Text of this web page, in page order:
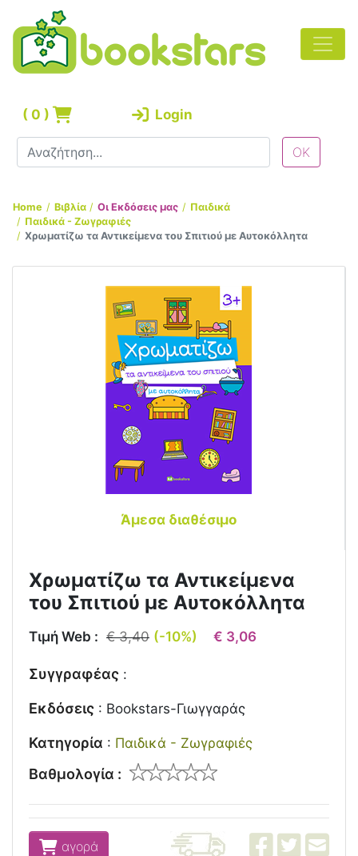
( 0 ) Login
Home Βιβλία Οι Εκδόσεις μας
Παιδικά
Παιδικά - Ζωγραφιές
Χρωματίζω τα Αντικείμενα του Σπιτιού με Αυτοκόλλητα
Άμεσα διαθέσιμο
Χρωματίζω τα Αντικείμενα
του Σπιτιού με Αυτοκόλλητα
Τιμή Web : € 3,40 (-10%) € 3,06
Συγγραφέας :
Εκδόσεις : Bookstars-Γιωγγαράς
Κατηγορία : Παιδικά - Ζωγραφιές
Βαθμολογία :
αγορά